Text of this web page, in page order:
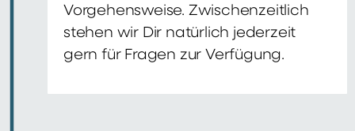
Vorgehensweise. Zwischenzeitlich
stehen wir Dir natürlich jederzeit
gern für Fragen zur Verfügung.